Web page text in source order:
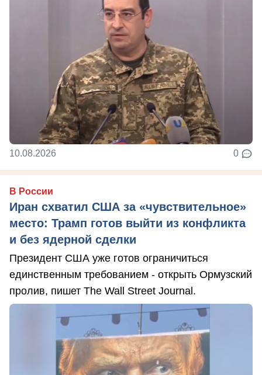
10.08.2026 0
В России
Иран схватил США за «чувствительное»
место: Трамп готов выйти из конфликта
и без ядерной сделки
Президент США уже готов ограничиться
единственным требованием - открыть Ормузский
пролив, пишет The Wall Street Journal.